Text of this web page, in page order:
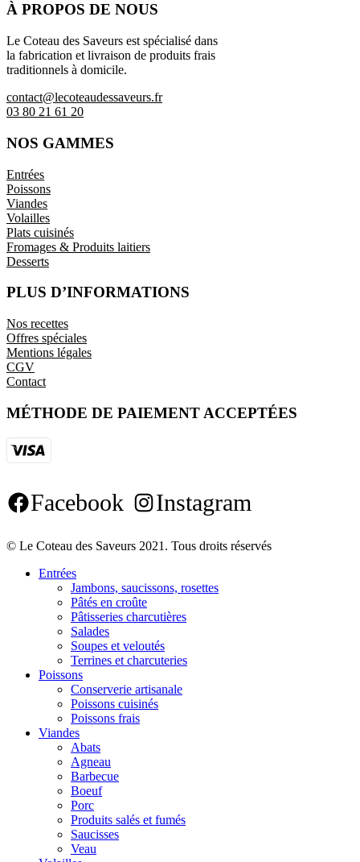
À PROPOS DE NOUS
Le Coteau des Saveurs est spécialisé dans
la fabrication et livraison de produits frais
traditionnels à domicile.
contact@lecoteaudessaveurs.fr
03 80 21 61 20
NOS GAMMES
Entrées
Poissons
Viandes
Volailles
Plats cuisinés
Fromages & Produits laitiers
Desserts
PLUS D’INFORMATIONS
Nos recettes
Offres spéciales
Mentions légales
CGV
Contact
MÉTHODE DE PAIEMENT ACCEPTÉES
Facebook Instagram
© Le Coteau des Saveurs 2021. Tous droits réservés
Entrées
Jambons, saucissons, rosettes
Pâtés en croûte
Pâtisseries charcutières
Salades
Soupes et veloutés
Terrines et charcuteries
Poissons
Conserverie artisanale
Poissons cuisinés
Poissons frais
Viandes
Abats
Agneau
Barbecue
Boeuf
Porc
Produits salés et fumés
Saucisses
Veau